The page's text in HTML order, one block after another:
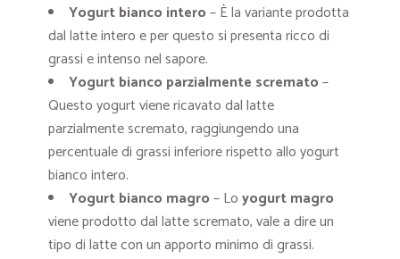
Yogurt bianco intero– È la variante prodotta
dal latte intero e per questo si presenta ricco di
grassi e intenso nel sapore.
Yogurt bianco parzialmente scremato–
Questo yogurt viene ricavato dal latte
parzialmente scremato, raggiungendo una
percentuale di grassi inferiore rispetto allo yogurt
bianco intero.
Yogurt bianco magro– Loyogurt magro
viene prodotto dal latte scremato, vale a dire un
tipo di latte con un apporto minimo di grassi.